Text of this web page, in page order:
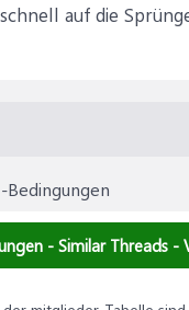
auf die
Bedingungen
- Similar Threads